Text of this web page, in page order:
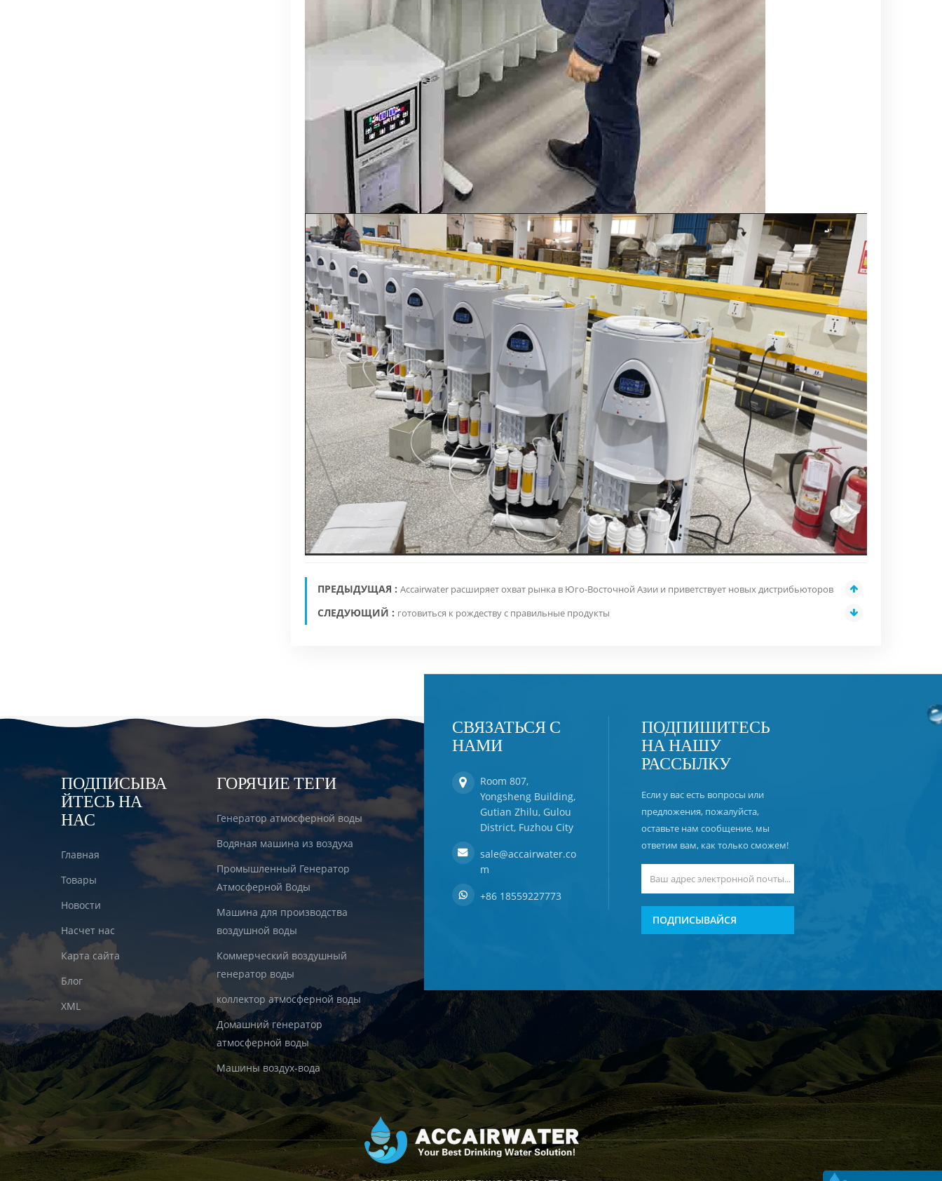
ПРЕДЫДУЩАЯ : Accairwater расширяет охват рынка в Юго-Восточной Азии и приветствует новых дистрибьюторов
СЛЕДУЮЩИЙ : готовиться к рождеству с правильные продукты
ПОДПИСЫВА
ЙТЕСЬ НА
НАС
Главная
Товары
Новости
Насчет нас
Карта сайта
Блог
XML
ГОРЯЧИЕ ТЕГИ
Генератор атмосферной воды
Водяная машина из воздуха
Промышленный Генератор
Атмосферной Воды
Машина для производства
воздушной воды
Коммерческий воздушный
генератор воды
коллектор атмосферной воды
Домашний генератор
атмосферной воды
Машины воздух-вода
СВЯЗАТЬСЯ С
НАМИ
Room 807,
Yongsheng Building,
Gutian Zhilu, Gulou
District, Fuzhou City
sale@accairwater.co
m
+86 18559227773
ПОДПИШИТЕСЬ
НА НАШУ
РАССЫЛКУ
Если у вас есть вопросы или
предложения, пожалуйста,
оставьте нам сообщение, мы
ответим вам, как только сможем!
ПОДПИСЫВАЙСЯ